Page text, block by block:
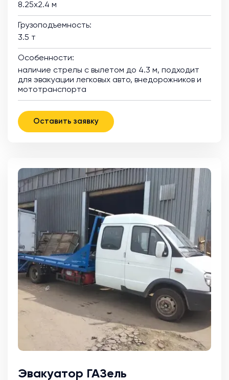
8.25х2.4 м
Грузоподъемность:
3.5 т
Особенности:
наличие стрелы с вылетом до 4.3 м, подходит
для эвакуации легковых авто, внедорожников и
мототранспорта
Оставить заявку
Эвакуатор ГАЗель